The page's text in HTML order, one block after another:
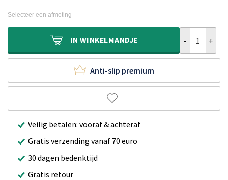
Selecteer een afmeting
IN WINKELMANDJE
Anti-slip premium
Veilig betalen: vooraf & achteraf
Gratis verzending vanaf 70 euro
30 dagen bedenktijd
Gratis retour